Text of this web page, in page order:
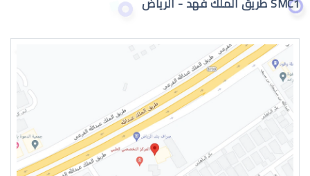
جراحة تجميل العيون بالرياض